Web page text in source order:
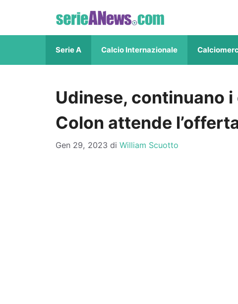
contenuto
Serie A Calcio Internazionale
Udinese, continuano
Colon attende
Gen 29, 2023 di William Scuotto